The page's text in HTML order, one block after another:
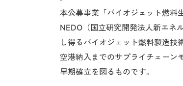
本公募事業「バイオジェット燃料
NEDO（国立研究開発法人新エネ
し得るバイオジェット燃料製造技
空港納入までのサプライチェーン
早期確立を図るものです。